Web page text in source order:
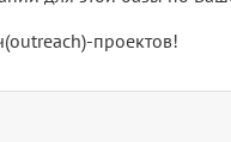
проектов!